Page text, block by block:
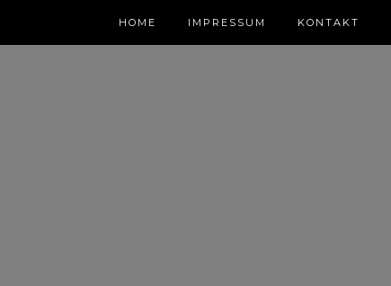
HOME IMPRESSUM KONTAKT